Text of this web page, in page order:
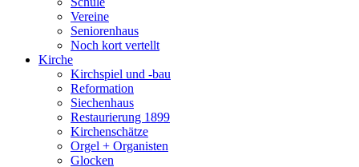
Vereine
Seniorenhaus
Noch kort vertellt
Kirche
Kirchspiel und -bau
Reformation
Siechenhaus
Restaurierung 1899
Kirchenschätze
Orgel + Organisten
Glocken